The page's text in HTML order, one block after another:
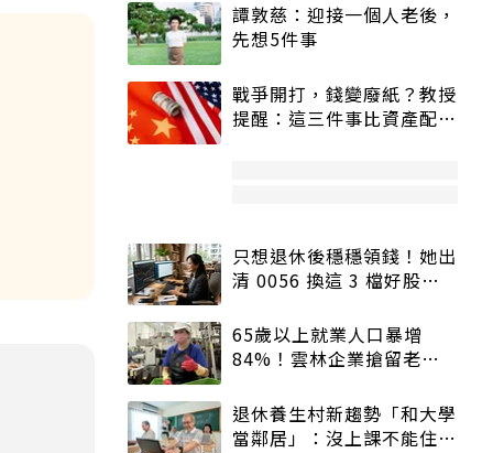
譚敦慈：迎接一個人老後，
先想5件事
戰爭開打，錢變廢紙？教授
提醒：這三件事比資產配置
只想退休後穩穩領錢！她出
清 0056 換這 3 檔好股：
65歲以上就業人口暴增
84%！雲林企業搶留老員
退休養生村新趨勢「和大學
當鄰居」：沒上課不能住、